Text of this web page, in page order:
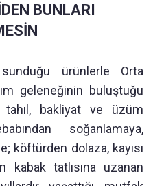
BUNLARI
ürünlerle Orta
geleneğinin buluştuğu
tahıl, bakliyat ve üzüm
soğanlamaya,
köftürden dolaza, kayısı
kabak tatlısına uzanan